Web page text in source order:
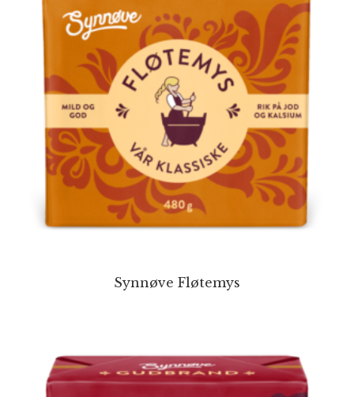
Synnøve Fløtemys